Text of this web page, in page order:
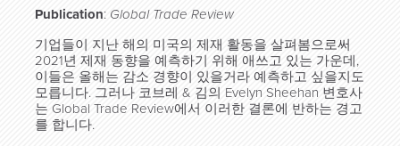
Publication: Global Trade Review
기업들이 지난 해의 미국의 제재 활동을 살펴봄으로써
2021년 제재 동향을 예측하기 위해 애쓰고 있는 가운데,
이들은 올해는 감소 경향이 있을거라 예측하고 싶을지도
모릅니다. 그러나 코브레 & 김의 Evelyn Sheehan 변호사
는 Global Trade Review에서 이러한 결론에 반하는 경고
를 합니다.